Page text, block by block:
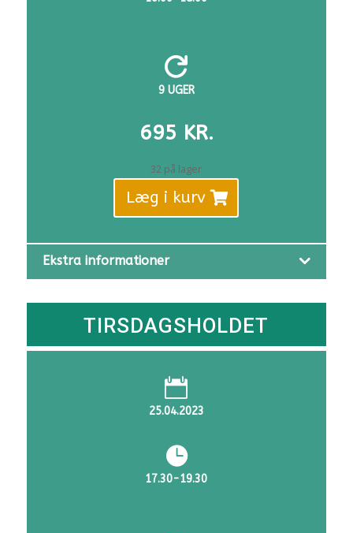

9 UGER
695 KR.
32 på lager
Læg i kurv
Ekstra informationer
TIRSDAGSHOLDET

25.04.2023

17.30-19.30